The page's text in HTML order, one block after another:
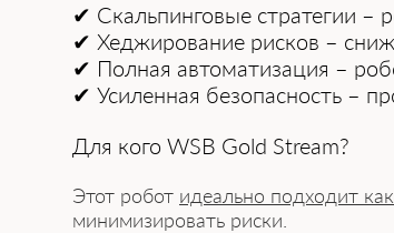
✔ Скальпинговые стратегии –
✔ Хеджирование рисков –
✔ Полная автоматизация –
✔ Усиленная безопасность –
Для кого WSB Gold Stream?
Этот робот идеально подходит
минимизировать риски.